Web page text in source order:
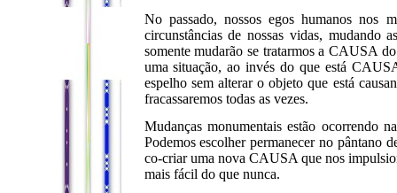
No passado, nossos egos humanos nos
circunstâncias de nossas vidas, mudando
somente mudarão se tratarmos a CAUSA
uma situação, ao invés do que está
espelho sem alterar o objeto que está
fracassaremos todas as vezes.
Mudanças monumentais estão ocorrendo
Podemos escolher permanecer no pântano
co-criar uma nova CAUSA que nos
mais fácil do que nunca.